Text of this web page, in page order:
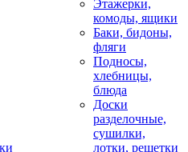
Этажерки,
комоды, ящики
Баки, бидоны,
фляги
Подносы,
хлебницы,
блюда
Доски
разделочные,
сушилки,
лотки, решетки